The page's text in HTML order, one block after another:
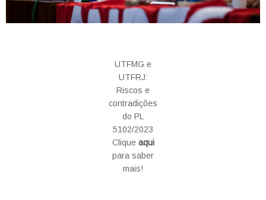
UTFMG e
UTFRJ:
Riscos e
contradições
do PL
5102/2023
Clique aqui
para saber
mais!